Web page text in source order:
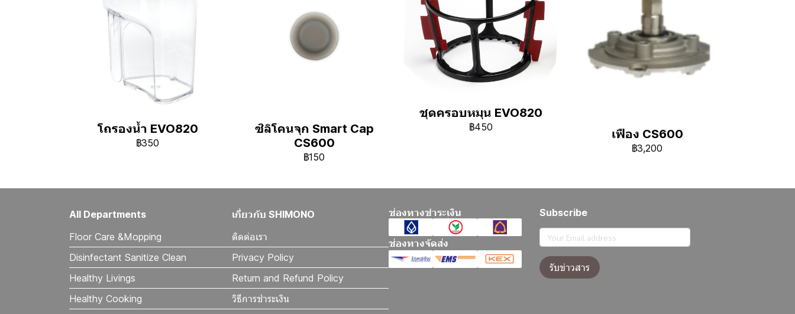
โถรองน้ำ EVO820
฿350
ซิลิโคนจุก Smart Cap
CS600
฿150
ชุดครอบหมุน EVO820
฿450
เฟือง CS600
฿3,200
All Departments
Floor Care &Mopping
Disinfectant Sanitize Clean
Healthy Livings
Healthy Cooking
เกี่ยวกับ SHIMONO
ติดต่อเรา
Privacy Policy
Return and Refund Policy
วิธีการชำระเงิน
ช่องทางชำระเงิน
ช่องทางจัดส่ง
Subscribe
รับข่าวสาร